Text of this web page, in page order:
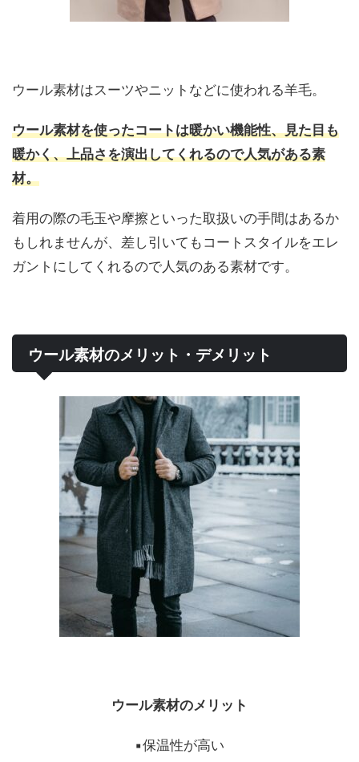
ウール素材はスーツやニットなどに使われる羊毛。
ウール素材を使ったコートは暖かい機能性、見た目も
暖かく、上品さを演出してくれるので人気がある素
材。
着用の際の毛玉や摩擦といった取扱いの手間はあるか
もしれませんが、差し引いてもコートスタイルをエレ
ガントにしてくれるので人気のある素材です。
ウール素材のメリット・デメリット
ウール素材のメリット
▪︎保温性が高い